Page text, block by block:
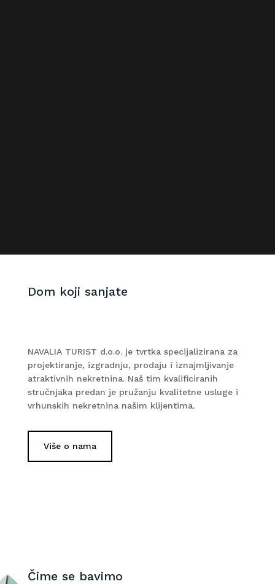
Dom koji sanjate
NAVALIA TURIST d.o.o. je tvrtka specijalizirana za
projektiranje, izgradnju, prodaju i iznajmljivanje
atraktivnih nekretnina. Naš tim kvalificiranih
stručnjaka predan je pružanju kvalitetne usluge i
vrhunskih nekretnina našim klijentima.
Više o nama
Čime se bavimo